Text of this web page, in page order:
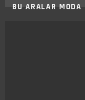
BU ARALAR MODA